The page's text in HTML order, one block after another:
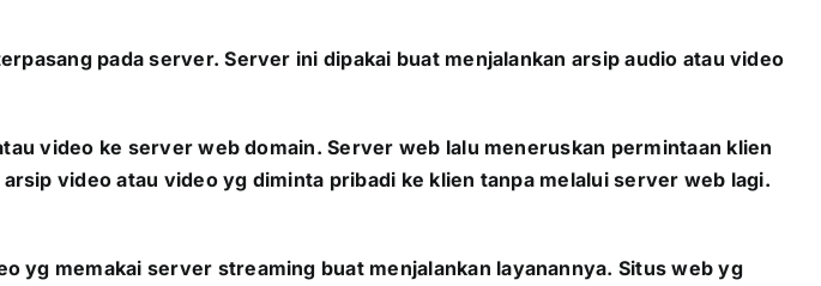
pada server. Server ini dipakai buat menjalankan arsip audio atau video
video ke server web domain. Server web lalu meneruskan permintaan klien
video atau video yg diminta pribadi ke klien tanpa melalui server web lagi.
yg memakai server streaming buat menjalankan layanannya. Situs web yg